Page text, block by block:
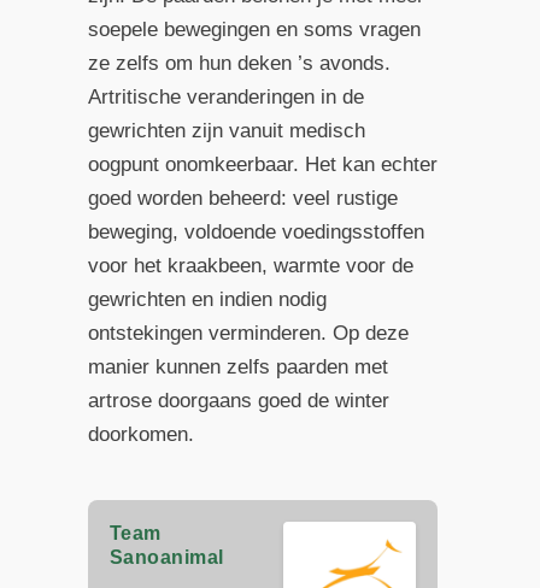
soepele bewegingen en soms vragen
ze zelfs om hun deken ’s avonds.
Artritische veranderingen in de
gewrichten zijn vanuit medisch
oogpunt onomkeerbaar. Het kan echter
goed worden beheerd: veel rustige
beweging, voldoende voedingsstoffen
voor het kraakbeen, warmte voor de
gewrichten en indien nodig
ontstekingen verminderen. Op deze
manier kunnen zelfs paarden met
artrose doorgaans goed de winter
doorkomen.
Team
Sanoanimal